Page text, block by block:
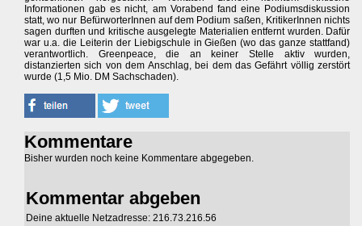
Informationen gab es nicht, am Vorabend fand eine Podiumsdiskussion
statt, wo nur BefürworterInnen auf dem Podium saßen, KritikerInnen nichts
sagen durften und kritische ausgelegte Materialien entfernt wurden. Dafür
war u.a. die Leiterin der Liebigschule in Gießen (wo das ganze stattfand)
verantwortlich. Greenpeace, die an keiner Stelle aktiv wurden,
distanzierten sich von dem Anschlag, bei dem das Gefährt völlig zerstört
wurde (1,5 Mio. DM Sachschaden).
Kommentare
Bisher wurden noch keine Kommentare abgegeben.
Kommentar abgeben
Deine aktuelle Netzadresse: 216.73.216.56